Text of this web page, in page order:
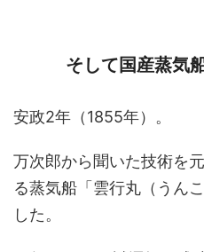
そして国産蒸気
安政2年（1855年）。
万次郎から聞いた技術を
る蒸気船「雲行丸（うん
した。